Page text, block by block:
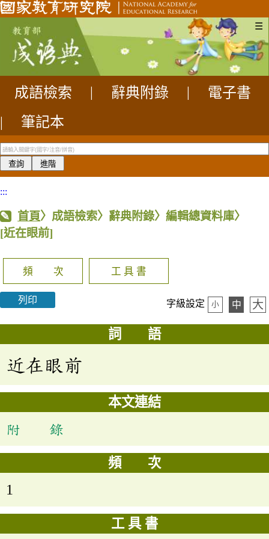
☰
成語檢索 辭典附錄
電子書
|
筆記本
:::
首頁〉成語檢索〉辭典附錄〉編輯總資料庫〉
[近在眼前]
頻 次 工 具 書
列印 字級設定 小 中 大
詞 語
近在眼前
本文連結
附 錄
頻 次
1
工 具 書